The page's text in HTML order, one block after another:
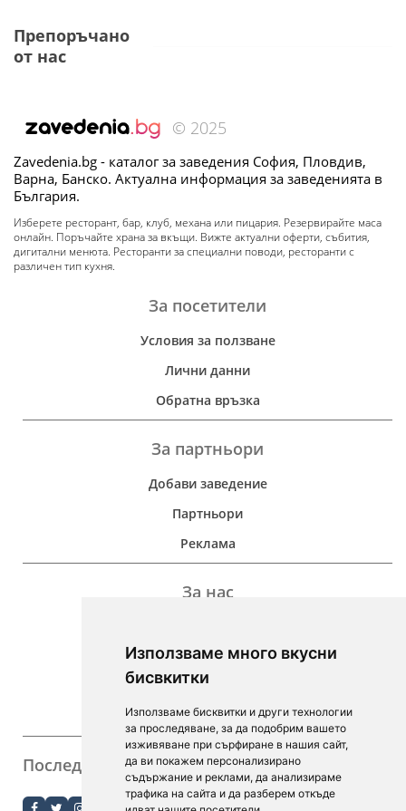
Използваме много вкусни
бисвкитки
Използваме бисквитки и други технологии
за проследяване, за да подобрим вашето
изживяване при сърфиране в нашия сайт,
да ви покажем персонализирано
съдържание и реклами, да анализираме
трафика на сайта и да разберем откъде
Препоръчано
от нас
© 2025
Zavedenia.bg - каталог за заведения София, Пловдив,
Варна, Банско. Актуална информация за заведенията в
България.
Изберете ресторант, бар, клуб, механа или пицария. Резервирайте маса
онлайн. Поръчайте храна за вкъщи. Вижте актуални оферти, събития,
дигитални менюта. Ресторанти за специални поводи, ресторанти с
различен тип кухня.
За посетители
Условия за ползване
Лични данни
Обратна връзка
За партньори
Добави заведение
Партньори
Реклама
За нас
Контакти
For Investors
F.A.Q.
Последвайте ни
order.bg